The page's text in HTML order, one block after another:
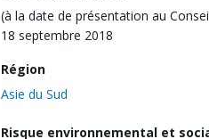
(à la date de présentation au
18 septembre 2018
Région
Asie du Sud
Risque environnemental et